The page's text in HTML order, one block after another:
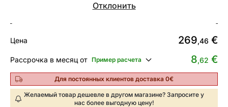
Отклонить
Срок доставки между 13.08 - 20.08
Цена 269,46 €
Рассрочка в месяц от Пример расчета 8,62 €
Для постоянных клиентов доставка 0€
Желаемый товар дешевле в другом магазине? Запросите у
нас более выгодную цену!